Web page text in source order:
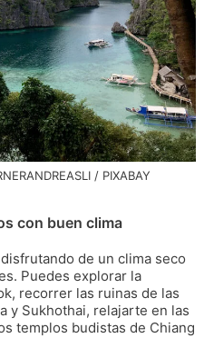
/ PIXABAY
con buen clima
de un clima seco
Puedes explorar la
recorrer las ruinas de las
y Sukhothai, relajarte en las
templos budistas de Chiang